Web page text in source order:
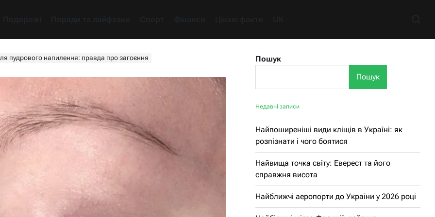
пудрового напилення: правда про загоєння
Пошук
Пошук
Недавні записи
Найпоширеніші види кліщів в Україні: як
розпізнати і чого боятися
Найвища точка світу: Еверест та його
справжня висота
Найближчі аеропорти до України у 2026 році